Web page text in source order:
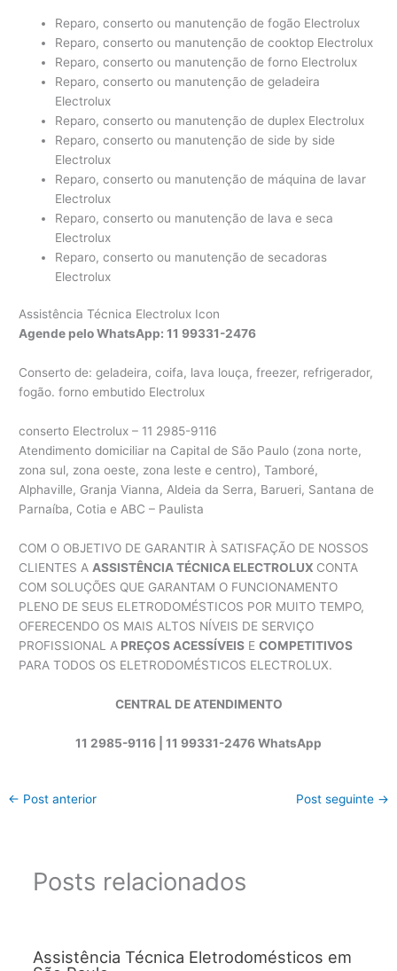
Reparo, conserto ou manutenção de fogão Electrolux
Reparo, conserto ou manutenção de cooktop Electrolux
Reparo, conserto ou manutenção de forno Electrolux
Reparo, conserto ou manutenção de geladeira
Electrolux
Reparo, conserto ou manutenção de duplex Electrolux
Reparo, conserto ou manutenção de side by side
Electrolux
Reparo, conserto ou manutenção de máquina de lavar
Electrolux
Reparo, conserto ou manutenção de lava e seca
Electrolux
Reparo, conserto ou manutenção de secadoras
Electrolux
Assistência Técnica Electrolux Icon
Agende pelo WhatsApp: 11 99331-2476
Conserto de: geladeira, coifa, lava louça, freezer, refrigerador,
fogão. forno embutido Electrolux
conserto Electrolux – 11 2985-9116
Atendimento domiciliar na Capital de São Paulo (zona norte,
zona sul, zona oeste, zona leste e centro), Tamboré,
Alphaville, Granja Vianna, Aldeia da Serra, Barueri, Santana de
Parnaíba, Cotia e ABC – Paulista
COM O OBJETIVO DE GARANTIR À SATISFAÇÃO DE NOSSOS
CLIENTES A ASSISTÊNCIA TÉCNICA ELECTROLUX CONTA
COM SOLUÇÕES QUE GARANTAM O FUNCIONAMENTO
PLENO DE SEUS ELETRODOMÉSTICOS POR MUITO TEMPO,
OFERECENDO OS MAIS ALTOS NÍVEIS DE SERVIÇO
PROFISSIONAL A PREÇOS ACESSÍVEIS ECOMPETITIVOS
PARA TODOS OS ELETRODOMÉSTICOS ELECTROLUX.
CENTRAL DE ATENDIMENTO
11 2985-9116 | 11 99331-2476 WhatsApp
← Post anterior Post seguinte →
Posts relacionados
Assistência Técnica Eletrodomésticos em